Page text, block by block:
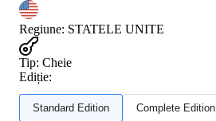
Regiune: STATELE UNITE
Tip: Cheie
Ediție:
Standard Edition Complete Edition